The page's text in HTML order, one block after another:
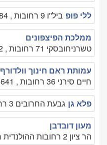
ללי פופ ביל''ו 9 רחובות , 089390984
ממלכת הפיצפונים
טשרניחובסקי 71 רחובות , 0543122222
עמותת ראם חינוך וולדורף
חיים סירני 36 רחובות , 0777292641
פלא גן גבעת החרובים 3 רחובות , 089358063
מעון דובדבן
הר ציון 2 רחובות ההולנדית רחובות , 08-9316292